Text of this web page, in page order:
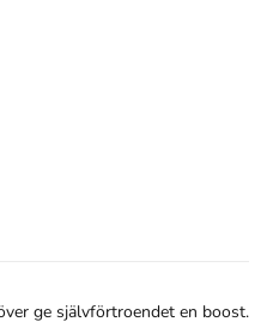
ge självförtroendet en boost.